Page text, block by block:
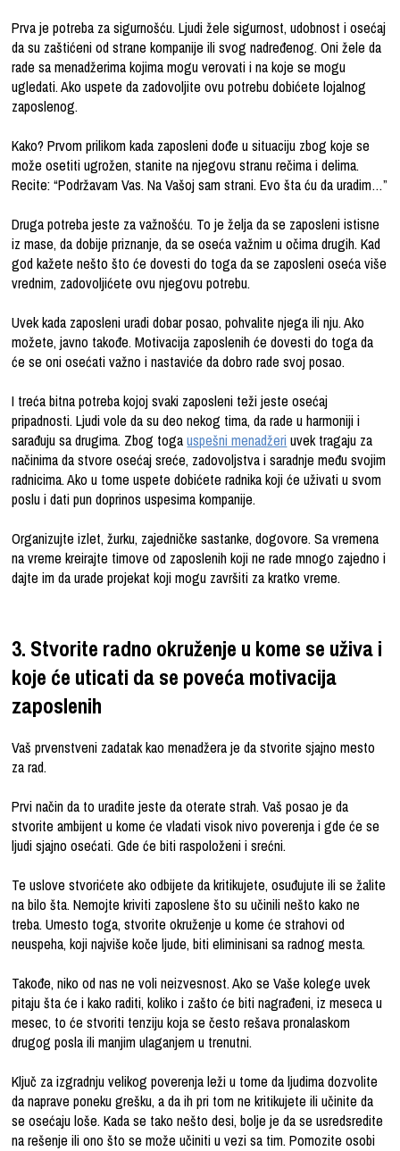
Prva je potreba za sigurnošću. Ljudi žele sigurnost, udobnost i osećaj
da su zaštićeni od strane kompanije ili svog nadređenog. Oni žele da
rade sa menadžerima kojima mogu verovati i na koje se mogu
ugledati. Ako uspete da zadovoljite ovu potrebu dobićete lojalnog
zaposlenog.
Kako? Prvom prilikom kada zaposleni dođe u situaciju zbog koje se
može osetiti ugrožen, stanite na njegovu stranu rečima i delima.
Recite: “Podržavam Vas. Na Vašoj sam strani. Evo šta ću da uradim…”
Druga potreba jeste za važnošću. To je želja da se zaposleni istisne
iz mase, da dobije priznanje, da se oseća važnim u očima drugih. Kad
god kažete nešto što će dovesti do toga da se zaposleni oseća više
vrednim, zadovoljićete ovu njegovu potrebu.
Uvek kada zaposleni uradi dobar posao, pohvalite njega ili nju. Ako
možete, javno takođe. Motivacija zaposlenih će dovesti do toga da
će se oni osećati važno i nastaviće da dobro rade svoj posao.
I treća bitna potreba kojoj svaki zaposleni teži jeste osećaj
pripadnosti. Ljudi vole da su deo nekog tima, da rade u harmoniji i
sarađuju sa drugima. Zbog togauspešni menadžeri uvek tragaju za
načinima da stvore osećaj sreće, zadovoljstva i saradnje među svojim
radnicima. Ako u tome uspete dobićete radnika koji će uživati u svom
poslu i dati pun doprinos uspesima kompanije.
Organizujte izlet, žurku, zajedničke sastanke, dogovore. Sa vremena
na vreme kreirajte timove od zaposlenih koji ne rade mnogo zajedno i
dajte im da urade projekat koji mogu završiti za kratko vreme.
3. Stvorite radno okruženje u kome se uživa i
koje će uticati da se poveća motivacija
zaposlenih
Vaš prvenstveni zadatak kao menadžera je da stvorite sjajno mesto
za rad.
Prvi način da to uradite jeste da oterate strah. Vaš posao je da
stvorite ambijent u kome će vladati visok nivo poverenja i gde će se
ljudi sjajno osećati. Gde će biti raspoloženi i srećni.
Te uslove stvorićete ako odbijete da kritikujete, osuđujute ili se žalite
na bilo šta. Nemojte kriviti zaposlene što su učinili nešto kako ne
treba. Umesto toga, stvorite okruženje u kome će strahovi od
neuspeha, koji najviše koče ljude, biti eliminisani sa radnog mesta.
Takođe, niko od nas ne voli neizvesnost. Ako se Vaše kolege uvek
pitaju šta će i kako raditi, koliko i zašto će biti nagrađeni, iz meseca u
mesec, to će stvoriti tenziju koja se često rešava pronalaskom
drugog posla ili manjim ulaganjem u trenutni.
Ključ za izgradnju velikog poverenja leži u tome da ljudima dozvolite
da naprave poneku grešku, a da ih pri tom ne kritikujete ili učinite da
se osećaju loše. Kada se tako nešto desi, bolje je da se usredsredite
na rešenje ili ono što se može učiniti u vezi sa tim. Pomozite osobi